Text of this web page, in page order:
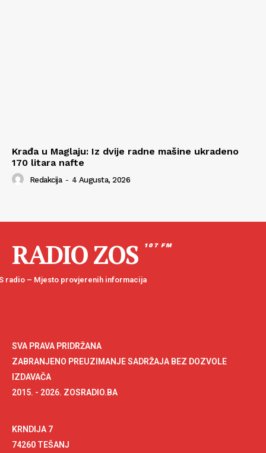
Krađa u Maglaju: Iz dvije radne mašine ukradeno
170 litara nafte
Redakcija - 4 Augusta, 2026
RADIO ZOS 107 FM
radio – Mjesto provjerenih informacija
SVA PRAVA PRIDRŽANA
ZABRANJENO PREUZIMANJE SADRŽAJA BEZ DOZVOLE
IZDAVAČA
2015. - 2026. ZOSRADIO.BA
KRNDIJA 7
74260 TEŠANJ